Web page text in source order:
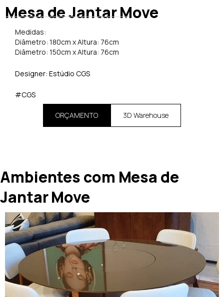
Mesa de Jantar Move
Medidas:
Diâmetro: 180cm x Altura: 76cm
Diâmetro: 150cm x Altura: 76cm
Designer: Estúdio CGS
#CGS
ORÇAMENTO 3D Warehouse
Ambientes com Mesa de
Jantar Move